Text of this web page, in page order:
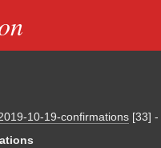
10-19-confirmations [33] -